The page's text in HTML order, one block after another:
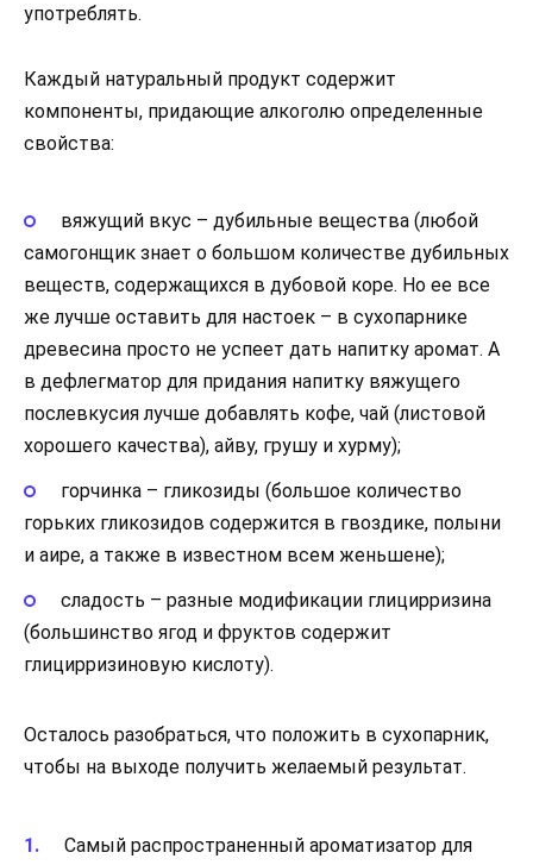
употреблять.
Каждый натуральный продукт содержит
компоненты, придающие алкоголю определенные
свойства:
вяжущий вкус – дубильные вещества (любой
самогонщик знает о большом количестве дубильных
веществ, содержащихся в дубовой коре. Но ее все
же лучше оставить для настоек – в сухопарнике
древесина просто не успеет дать напитку аромат. А
в дефлегматор для придания напитку вяжущего
послевкусия лучше добавлять кофе, чай (листовой
хорошего качества), айву, грушу и хурму);
горчинка – гликозиды (большое количество
горьких гликозидов содержится в гвоздике, полыни
и аире, а также в известном всем женьшене);
сладость – разные модификации глицирризина
(большинство ягод и фруктов содержит
глицирризиновую кислоту).
Осталось разобраться, что положить в сухопарник,
чтобы на выходе получить желаемый результат.
Самый распространенный ароматизатор для